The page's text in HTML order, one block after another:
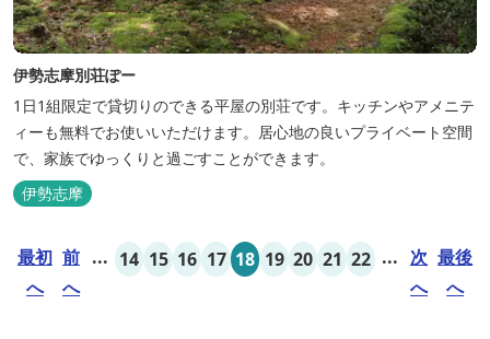
伊勢志摩別荘ぽー
1日1組限定で貸切りのできる平屋の別荘です。キッチンやアメニテ
ィーも無料でお使いいただけます。居心地の良いプライベート空間
で、家族でゆっくりと過ごすことができます。
伊勢志摩
最初
へ
前
へ
... 14 15 16 17 18 19 20 21 22 ... 次
へ
最後
へ